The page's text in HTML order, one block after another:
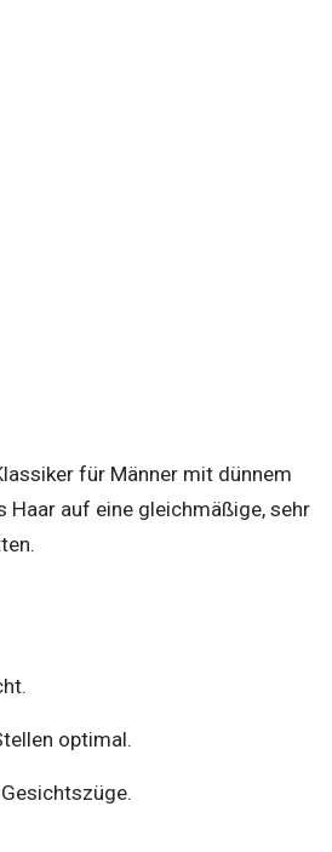
für Männer mit dünnem
Haar auf eine gleichmäßige, sehr
optimal.